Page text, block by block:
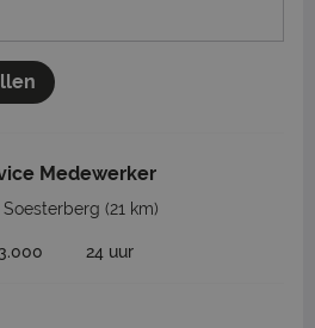
Medewerker
Soesterberg (21 km)
24 uur